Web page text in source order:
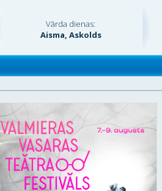
Vārda dienas:
Aisma, Askolds